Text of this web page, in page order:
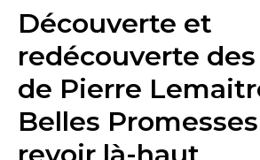
Découverte et
redécouverte
de Pierre
Belles